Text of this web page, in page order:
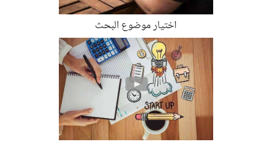
اختيار موضوع البحث